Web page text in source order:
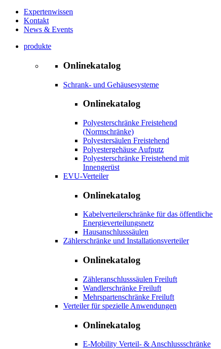
Expertenwissen
Kontakt
News & Events
produkte
Onlinekatalog
Schrank- und Gehäusesysteme
Onlinekatalog
Polyesterschränke Freistehend
(Normschränke)
Polyestersäulen Freistehend
Polyestergehäuse Aufputz
Polyesterschränke Freistehend mit
Innengerüst
EVU-Verteiler
Onlinekatalog
Kabelverteilerschränke für das öffentliche
Energieverteilungsnetz
Hausanschlusssäulen
Zählerschränke und Installationsverteiler
Onlinekatalog
Zähleranschlusssäulen Freiluft
Wandlerschränke Freiluft
Mehrspartenschränke Freiluft
Verteiler für spezielle Anwendungen
Onlinekatalog
E-Mobility Verteil- & Anschlussschränke